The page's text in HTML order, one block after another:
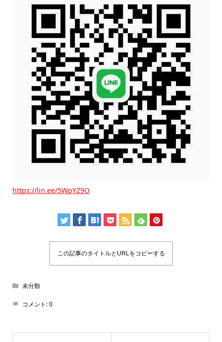
https://lin.ee/5WpYZ9O
この記事のタイトルとURLをコピーする
未分類
コメント:0